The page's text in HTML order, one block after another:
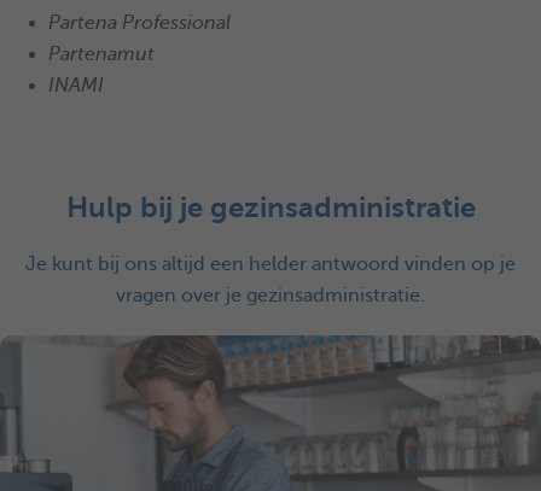
Partena Professional
Partenamut
INAMI
Hulp bij je gezinsadministratie
Je kunt bij ons altijd een helder antwoord vinden op je
vragen over je gezinsadministratie.